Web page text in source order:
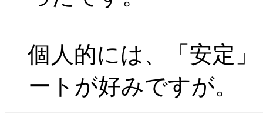
個人的には、「安定
ートが好みですが。